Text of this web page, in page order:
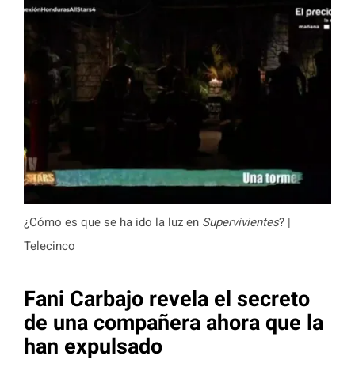
¿Cómo es que se ha ido la luz en Supervivientes? |
Telecinco
Fani Carbajo revela el secreto
de una compañera ahora que la
han expulsado